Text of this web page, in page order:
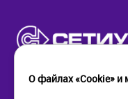
О файлах «Cookie» и